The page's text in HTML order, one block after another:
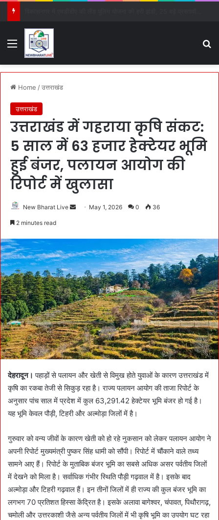
Menu
Home /उत्तराखंड
उत्तराखंड
उत्तराखंड में गहराया कृषि संकट:
5 साल में 63 हजार हेक्टेयर भूमि
हुई बंजर, पलायन आयोग की
रिपोर्ट में खुलासा
New Bharat Live
a
n
e
m
a
i
l
May 1, 2026 0 36
2 minutes read
देहरादून। पहाड़ों से पलायन और खेती से विमुख होते युवाओं के कारण उत्तराखंड में
कृषि का रकबा तेजी से सिकुड़ रहा है। राज्य पलायन आयोग की ताजा रिपोर्ट के
अनुसार पांच साल में प्रदेश में कुल 63,291.42 हेक्टेयर भूमि बंजर हो गई है।
यह भूमि केवल पौड़ी, टिहरी और अल्मोड़ा जिलों में है।
गुरुवार को वन्य जीवों के कारण खेती को हो रहे नुकसान को लेकर पलायन आयोग ने
अपनी रिपोर्ट मुख्यमंत्री पुष्कर सिंह धामी को सौंपी। रिपोर्ट में चौंकाने वाले तथ्य
सामने आए हैं। रिपोर्ट के मुताबिक बंजर भूमि का सबसे अधिक असर पर्वतीय जिलों
में देखने को मिला है। सर्वाधिक गंभीर स्थिति पौड़ी गढ़वाल में है। इसके बाद
अल्मोड़ा और टिहरी गढ़वाल हैं। इन तीनों जिलों में ही राज्य की कुल बंजर भूमि का
लगभग 70 प्रतिशत हिस्सा केंद्रित है। इसके अलावा बागेश्वर, चंपावत, पिथौरागढ़,
चमोली और उत्तरकाशी जैसे अन्य पर्वतीय जिलों में भी कृषि भूमि का उपयोग घट रहा